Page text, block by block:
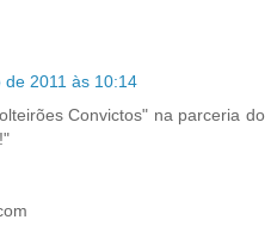
de 2011 às 10:14
Convictos" na parceria do